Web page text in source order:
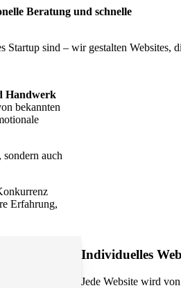
Beratung und schnelle
sind – wir gestalten Websites,
Handwerk
bekannten
auch
Erfahrung,
Individuelles
Jede Website wird